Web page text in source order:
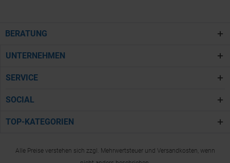
BERATUNG
UNTERNEHMEN
SERVICE
SOCIAL
TOP-KATEGORIEN
Alle Preise verstehen sich zzgl. Mehrwertsteuer und Versandkosten, wenn